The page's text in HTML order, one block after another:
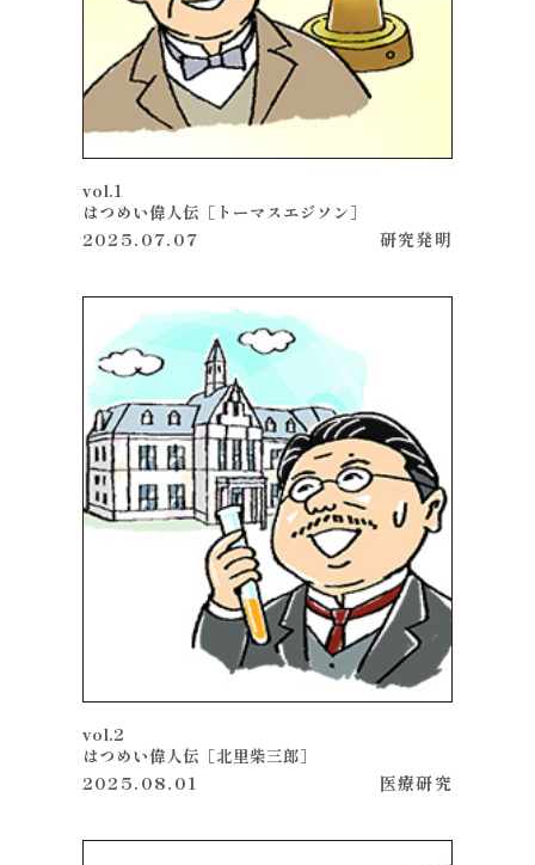
vol.1
はつめい偉人伝［トーマスエジソン］
2025.07.07
研究発明
vol.2
はつめい偉人伝［北里柴三郎］
2025.08.01
医療研究